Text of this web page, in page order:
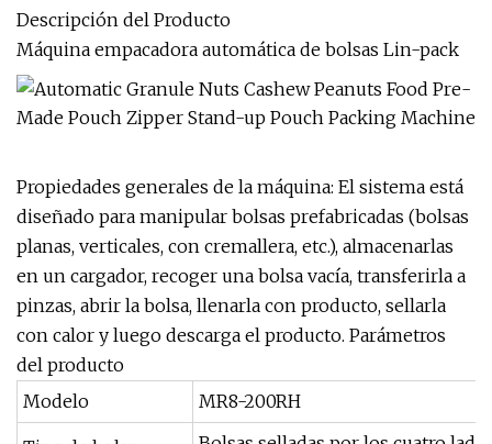
Descripción del Producto
Máquina empacadora automática de bolsas Lin-pack
Propiedades generales de la máquina: El sistema está
diseñado para manipular bolsas prefabricadas (bolsas
planas, verticales, con cremallera, etc.), almacenarlas
en un cargador, recoger una bolsa vacía, transferirla a
pinzas, abrir la bolsa, llenarla con producto, sellarla
con calor y luego descarga el producto. Parámetros
del producto
Modelo
MR8-200RH